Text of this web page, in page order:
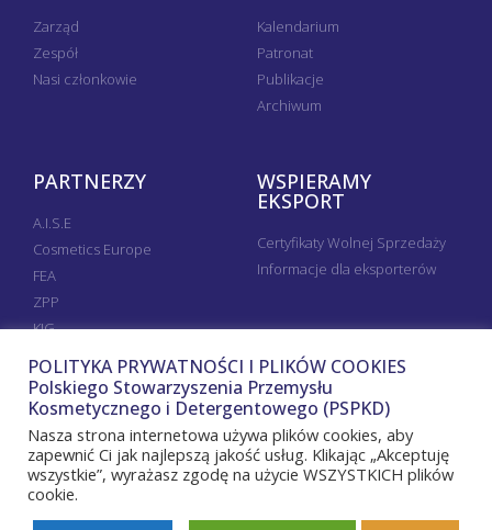
Zarząd
Zespół
Nasi członkowie
Kalendarium
Patronat
Publikacje
Archiwum
PARTNERZY
A.I.S.E
Cosmetics Europe
FEA
ZPP
KIG
WSPIERAMY
EKSPORT
Certyfikaty Wolnej Sprzedaży
Informacje dla eksporterów
POLITYKA PRYWATNOŚCI I PLIKÓW COOKIES
Polskiego Stowarzyszenia Przemysłu
Kosmetycznego i Detergentowego (PSPKD)
Nasza strona internetowa używa plików cookies, aby
zapewnić Ci jak najlepszą jakość usług. Klikając „Akceptuję
wszystkie”, wyrażasz zgodę na użycie WSZYSTKICH plików
cookie.